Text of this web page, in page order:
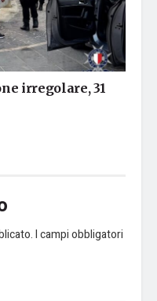
irregolare, 31
I campi obbligatori